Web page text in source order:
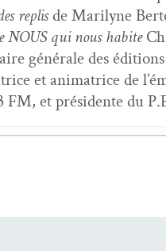
replisde Mar­i­lyne
NOUS qui nous habite
générale des
et ani­ma­trice de
FM, et prési­dente du